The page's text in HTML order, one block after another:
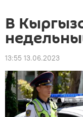
В
13:55 13.06.2023